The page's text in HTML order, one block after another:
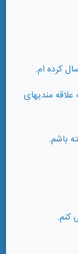
کرده ام.
مندیهای
باشم.
کنم.